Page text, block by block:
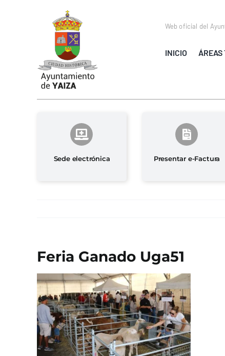
Web oficial del
INICIO ÁREAS
Sede electrónica Presentar e-Factura
Feria Ganado Uga51